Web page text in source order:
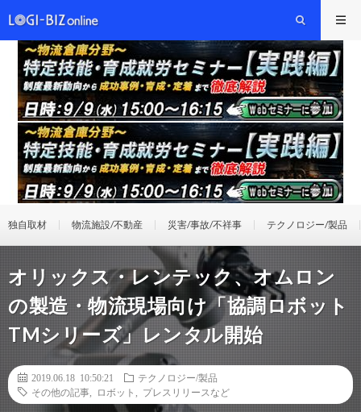
独自取材 物流施設/不動産 災害/事故/不祥事 テクノロジー/製品
オリックス・レンテック、オムロン
の製造・物流現場向け「協調ロボット
TMシリーズ」レンタル開始
2019.06.18 10:50:21
テクノロジー/製品
その他の記事
ロボット プレスリリースなど